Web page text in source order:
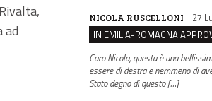
ad
NICOLA RUSCELLONI il 27
Caro Nicola, questa è una
essere di destra e nemmeno di
Stato degno di questo […]